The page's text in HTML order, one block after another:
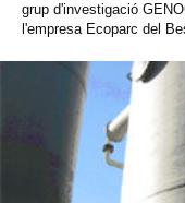
grup d'investigació
l'empresa Ecoparc del